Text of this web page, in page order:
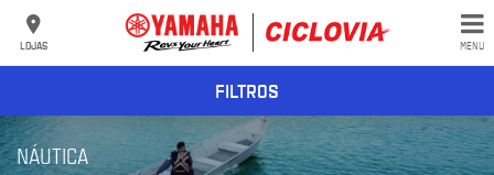
LOJAS MENU
FILTROS
NÁUTICA